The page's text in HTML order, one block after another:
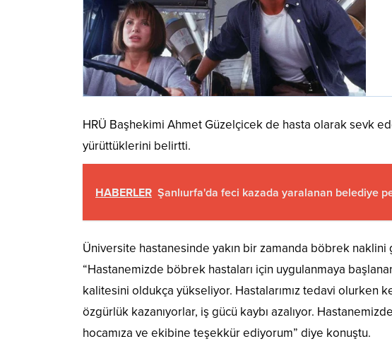
HRÜ Başhekimi Ahmet Güzelçicek de hasta olarak sevk
yürüttüklerini belirtti.
HABERLER Şanlıurfa'da feci kazada yaralanan belediye
Üniversite hastanesinde yakın bir zamanda böbrek
“Hastanemizde böbrek hastaları için uygulanmaya
kalitesini oldukça yükseliyor. Hastalarımız tedavi olurken
özgürlük kazanıyorlar, iş gücü kaybı azalıyor.
hocamıza ve ekibine teşekkür ediyorum” diye konuştu.